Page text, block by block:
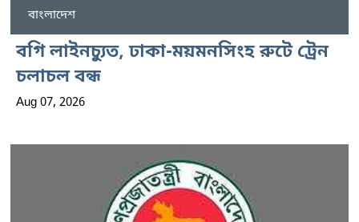
বাংলাদেশ
বগি লাইনচ্যুত, ঢাকা-ময়মনসিংহ রুটে ট্রেন
চলাচল বন্ধ
Aug 07, 2026